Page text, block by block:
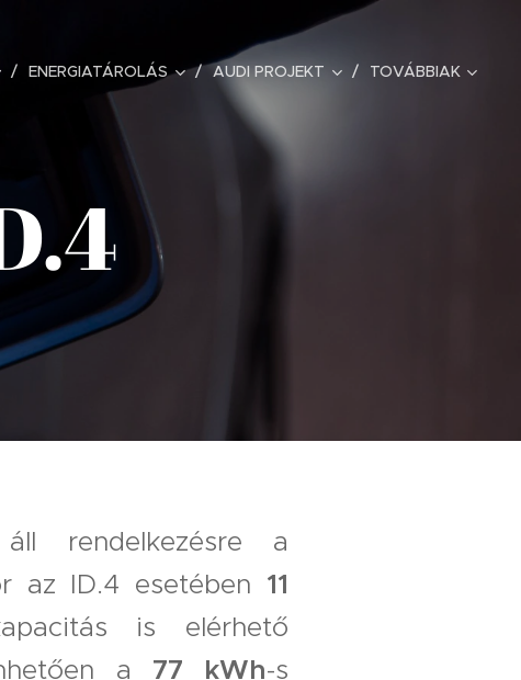
ENERGIATÁROLÁS AUDI PROJEKT TOVÁBBIAK
rendelkezésre a
az ID.4 esetében 11
is elérhető
a 77 kWh-s